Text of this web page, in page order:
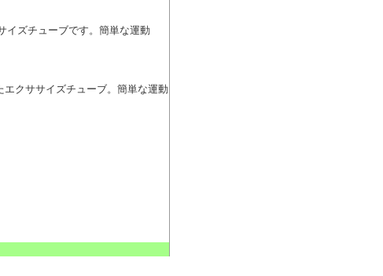
イズチューブです。簡単な運動
クササイズチューブ。簡単な運動